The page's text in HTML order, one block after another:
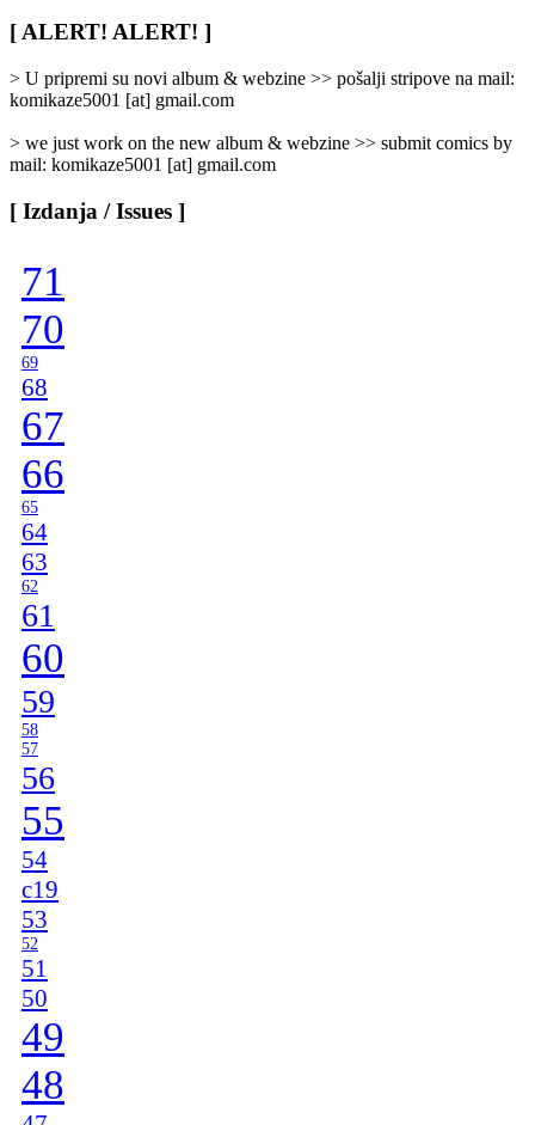
/
Categories
[ ALERT! ALERT! ]
> U pripremi su novi album & webzine >> pošalji stripove na mail:
komikaze5001 [at] gmail.com
> we just work on the new album & webzine >> submit comics by
mail: komikaze5001 [at] gmail.com
[ Izdanja / Issues ]
71
70
69
68
67
66
65
64
63
62
61
60
59
58
57
56
55
54
c19
53
52
51
50
49
48